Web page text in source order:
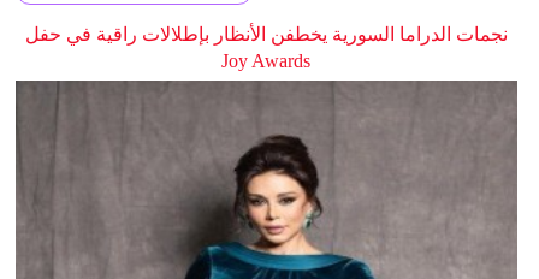
نجمات الدراما السورية يخطفن الأنظار بإطلالات راقية في حفل
Joy Awards